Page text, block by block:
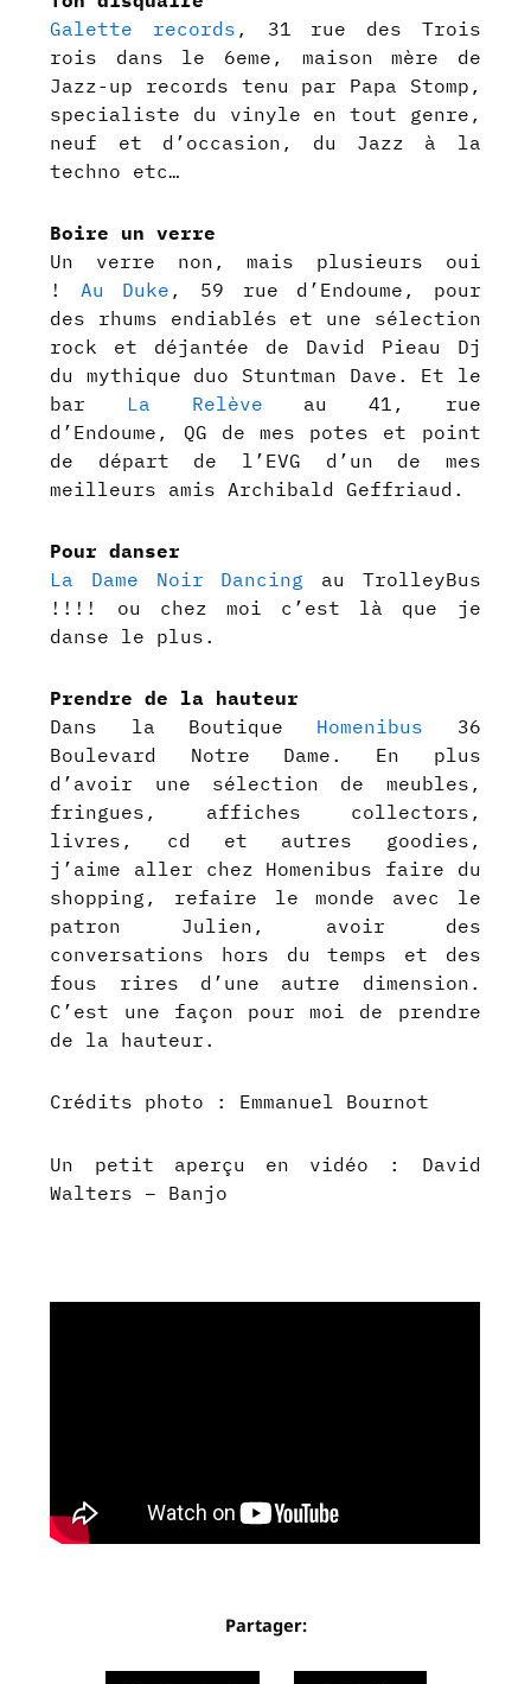
Galette records , 31 rue des Trois
rois dans le 6eme, maison mère de
Jazz-up records tenu par Papa Stomp,
specialiste du vinyle en tout genre,
neuf et d’occasion, du Jazz à la
techno etc…
Boire un verre
Un verre non, mais plusieurs oui
! Au Duke , 59 rue d’Endoume, pour
des rhums endiablés et une sélection
rock et déjantée de David Pieau Dj
du mythique duo Stuntman Dave. Et le
bar La Relève au 41, rue
d’Endoume, QG de mes potes et point
de départ de l’EVG d’un de mes
meilleurs amis Archibald Geffriaud.
Pour danser
La Dame Noir Dancing au TrolleyBus
!!!! ou chez moi c’est là que je
danse le plus.
Prendre de la hauteur
Dans la Boutique Homenibus 36
Boulevard Notre Dame. En plus
d’avoir une sélection de meubles,
fringues, affiches collectors,
livres, cd et autres goodies,
j’aime aller chez Homenibus faire du
shopping, refaire le monde avec le
patron Julien, avoir des
conversations hors du temps et des
fous rires d’une autre dimension.
C’est une façon pour moi de prendre
de la hauteur.
Crédits photo : Emmanuel Bournot
Un petit aperçu en vidéo : David
Walters – Banjo
Partager: